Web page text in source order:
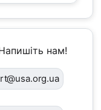
нам!